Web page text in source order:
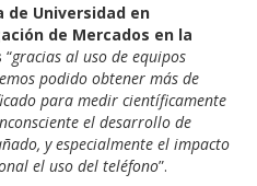
de Universidad en
de Mercados en la
“gracias al uso de equipos
podido obtener más de
para medir científicamente
el desarrollo de
y especialmente el impacto
el uso del teléfono”.